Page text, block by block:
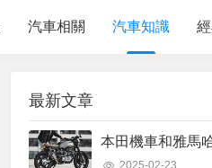
汽車相關 汽車知識
最新文章
本田機車和雅馬
2025-02-23